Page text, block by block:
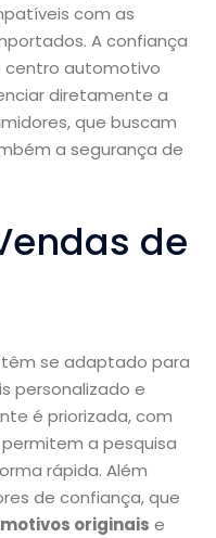
com as
A confiança
centro automotivo
diretamente a
que buscam
a segurança de
de
têm se adaptado para
personalizado e
é priorizada, com
a pesquisa
rápida. Além
de confiança, que
originais e